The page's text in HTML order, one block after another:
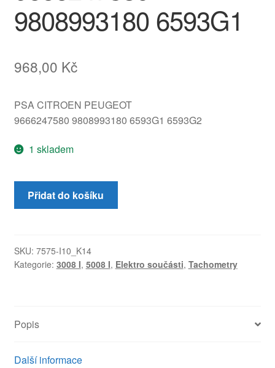
9808993180 6593G1
968,00 Kč
PSA CITROEN PEUGEOT
9666247580 9808993180 6593G1 6593G2
1 skladem
Vícefunkční
displej
5008
9666247580
Přidat do košíku
SKU: 7575-I10_K14
Kategorie: 3008 I, 5008 I, Elektro součásti, Tachometry
Popis
Další informace